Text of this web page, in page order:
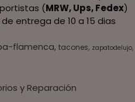
(MRW, Ups, Fedex)
entrega de 10 a 15 dias
flamenca tacones zapatodelujo
y Reparación